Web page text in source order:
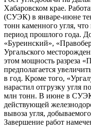
Хабаровском крае.
(СУЭК) в январе-июне
тонн каменного угля,
период прошлого года.
«Буреинский»,
Ургальского
этом мощность разреза
предполагается
в год. Кроме того,
нарастил отгрузку угля
млн тонн. В июне в СУЭК
действующей
вывоза угля,
Завершение работ